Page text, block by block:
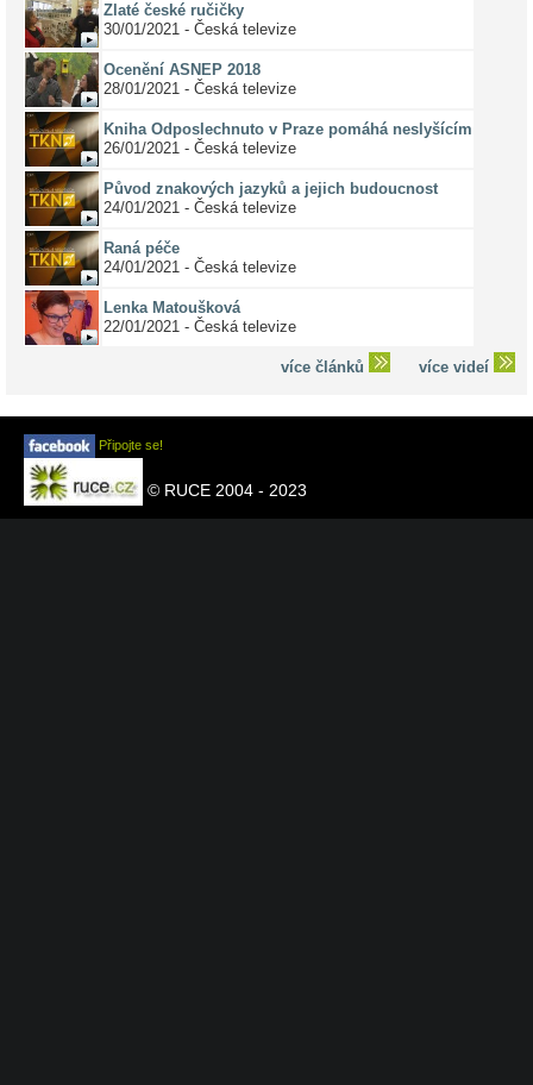
Zlaté české ručičky
30/01/2021 - Česká televize
Ocenění ASNEP 2018
28/01/2021 - Česká televize
Kniha Odposlechnuto v Praze pomáhá neslyšícím
26/01/2021 - Česká televize
Původ znakových jazyků a jejich budoucnost
24/01/2021 - Česká televize
Raná péče
24/01/2021 - Česká televize
Lenka Matoušková
22/01/2021 - Česká televize
více článků více videí
Připojte se!
© RUCE 2004 - 2023